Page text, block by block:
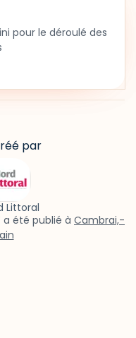
pour le déroulé des
par
Littoral
a été publié à Cambrai,-